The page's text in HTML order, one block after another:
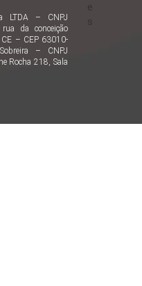
LTDA – CNPJ
da conceição
– CEP 63010-
– CNPJ
Rocha 218, Sala
e
s